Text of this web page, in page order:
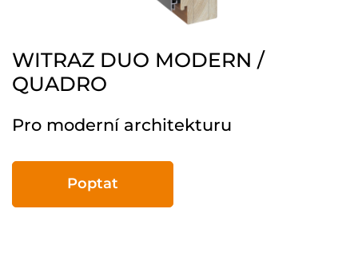
WITRAZ DUO MODERN /
QUADRO
Pro moderní architekturu
Poptat